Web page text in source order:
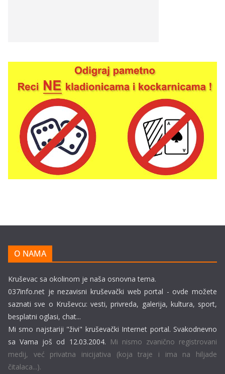
O NAMA
Kruševac sa okolinom je naša osnovna tema.
037info.net je nezavisni kruševački web portal - ovde možete
saznati sve o Kruševcu: vesti, privreda, galerija, kultura, sport,
besplatni oglasi, chat...
Mi smo najstariji "živi" kruševački Internet portal. Svakodnevno
sa Vama još od 12.03.2004. Mi nismo zvanično registrovani
medij, već privatna inicijativa (koja traje i ima na hiljade
čitalaca...).